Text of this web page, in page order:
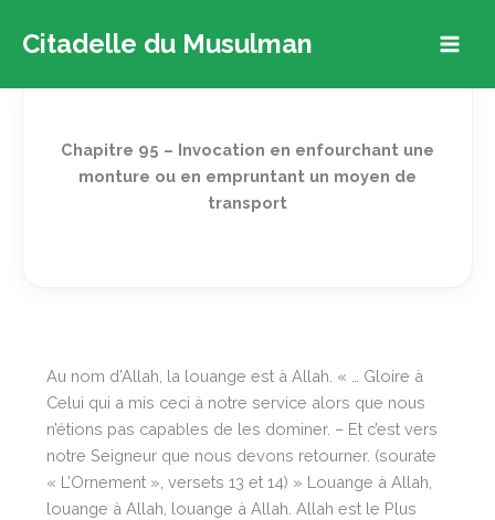
Citadelle du Musulman
Chapitre 95 – Invocation en enfourchant une
monture ou en empruntant un moyen de
transport
Au nom d’Allah, la louange est à Allah. « … Gloire à
Celui qui a mis ceci à notre service alors que nous
n’étions pas capables de les dominer. – Et c’est vers
notre Seigneur que nous devons retourner. (sourate
« L’Ornement », versets 13 et 14) » Louange à Allah,
louange à Allah, louange à Allah. Allah est le Plus